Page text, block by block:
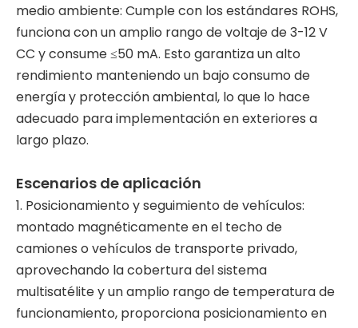
medio ambiente: Cumple con los estándares ROHS,
funciona con un amplio rango de voltaje de 3-12 V
CC y consume ≤50 mA. Esto garantiza un alto
rendimiento manteniendo un bajo consumo de
energía y protección ambiental, lo que lo hace
adecuado para implementación en exteriores a
largo plazo.
Escenarios de aplicación
1. Posicionamiento y seguimiento de vehículos:
montado magnéticamente en el techo de
camiones o vehículos de transporte privado,
aprovechando la cobertura del sistema
multisatélite y un amplio rango de temperatura de
funcionamiento, proporciona posicionamiento en